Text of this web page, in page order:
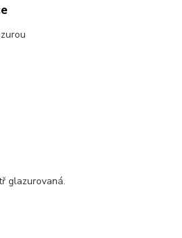
glazurovaná.